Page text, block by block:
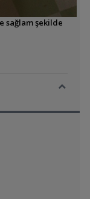
sağlam şekilde